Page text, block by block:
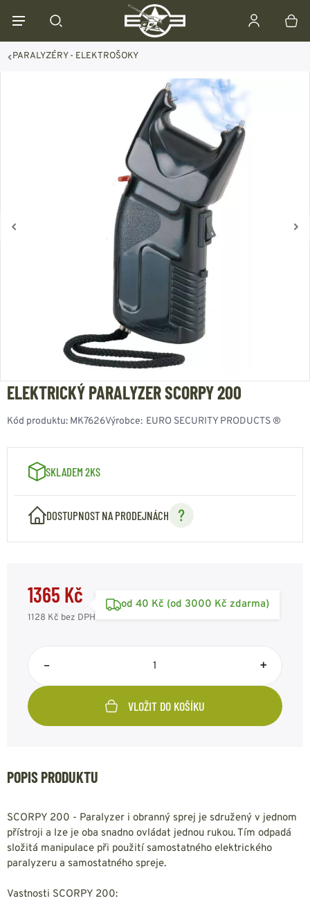
PARALYZÉRY - ELEKTROŠOKY
ELEKTRICKÝ PARALYZER SCORPY 200
Kód produktu: MK7626Výrobce: EURO SECURITY PRODUCTS ®
SKLADEM 2KS
DOSTUPNOST NA PRODEJNÁCH
1365 Kč
1128 Kč bez DPH
od 40 Kč (od 3000 Kč zdarma)
– +
VLOŽIT DO KOŠÍKU
POPIS PRODUKTU
SCORPY 200 - Paralyzer i obranný sprej je sdružený v jednom
přístroji a lze je oba snadno ovládat jednou rukou. Tím odpadá
složitá manipulace při použití samostatného elektrického
paralyzeru a samostatného spreje.
Vastnosti SCORPY 200: